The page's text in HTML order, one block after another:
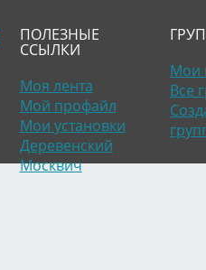
ПОЛЕЗНЫЕ
ССЫЛКИ
Моя лента
Мой профайл
Мои установки
Деревенский
Москвич
Мои
Все